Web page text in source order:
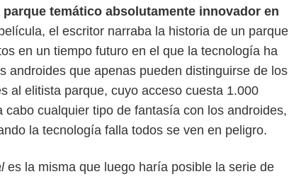
temático absolutamente innovador en
el escritor narraba la historia de un parque
en un tiempo futuro en el que la tecnología ha
androides que apenas pueden distinguirse de los
al elitista parque, cuyo acceso cuesta 1.000
cualquier tipo de fantasía con los androides,
la tecnología falla todos se ven en peligro.
es la misma que luego haría posible la serie de